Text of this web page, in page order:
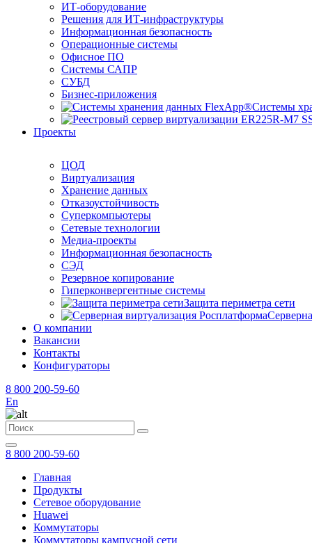
ИТ-оборудование
Решения для ИТ-инфраструктуры
Информационная безопасность
Операционные системы
Офисное ПО
Системы САПР
СУБД
Бизнес-приложения
Системы
Проекты
ЦОД
Виртуализация
Хранение данных
Отказоустойчивость
Суперкомпьютеры
Сетевые технологии
Медиа-проекты
Информационная безопасность
СЭД
Резервное копирование
Гиперконвергентные системы
Защита периметра сети
О компании
Вакансии
Контакты
Конфигураторы
8 800 200-59-60
En
8 800 200-59-60
Главная
Продукты
Сетевое оборудование
Huawei
Коммутаторы
Коммутаторы кампусной сети